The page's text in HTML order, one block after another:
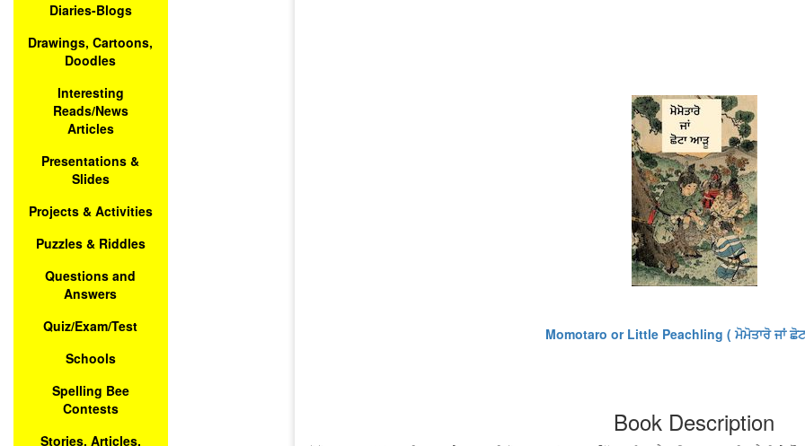
Diaries-Blogs
Drawings, Cartoons,
Doodles
Interesting
Reads/News
Articles
Presentations &
Slides
Projects & Activities
Puzzles & Riddles
Questions and
Answers
Quiz/Exam/Test
Schools
Spelling Bee
Contests
Stories, Articles,
Momotaro or Little Peachling ( ਮੋਮੋਤਾਰੋ ਜਾਂ
Book Description